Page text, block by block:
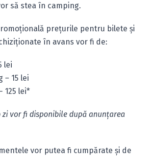
să stea în camping.
preţurile pentru bilete şi
în avans vor fi de:
lei
– 15 lei
125 lei*
vor fi disponibile după anunţarea
vor putea fi cumpărate şi de